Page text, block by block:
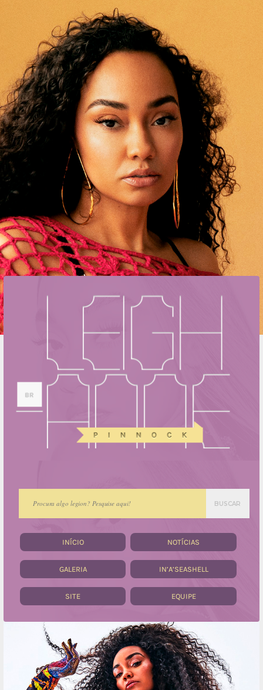
BUSCAR
INÍCIO NOTÍCIAS
GALERIA IN’A’SEASHELL
SITE EQUIPE